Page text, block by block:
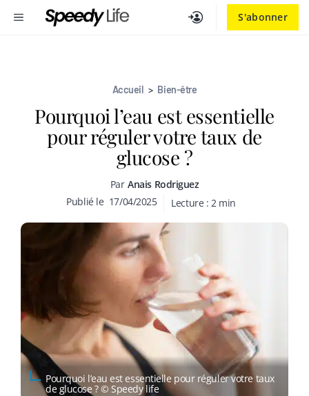
S'abonner
MENU
Accueil > Bien-être
Pourquoi l’eau est essentielle
pour réguler votre taux de
glucose ?
Par Anais Rodriguez
Publié le 17/04/2025 Lecture : 2 min
Pourquoi l’eau est essentielle pour réguler votre taux
de glucose ? © Speedy life